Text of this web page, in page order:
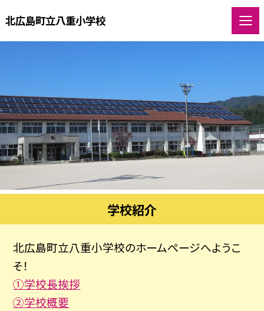
北広島町立八重小学校
学校紹介
北広島町立八重小学校のホームページへようこ
そ！
①学校長挨拶
②学校概要